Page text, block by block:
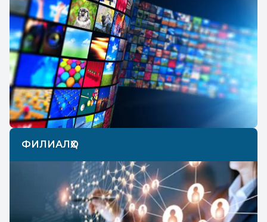
ФИЛИАЛҲО